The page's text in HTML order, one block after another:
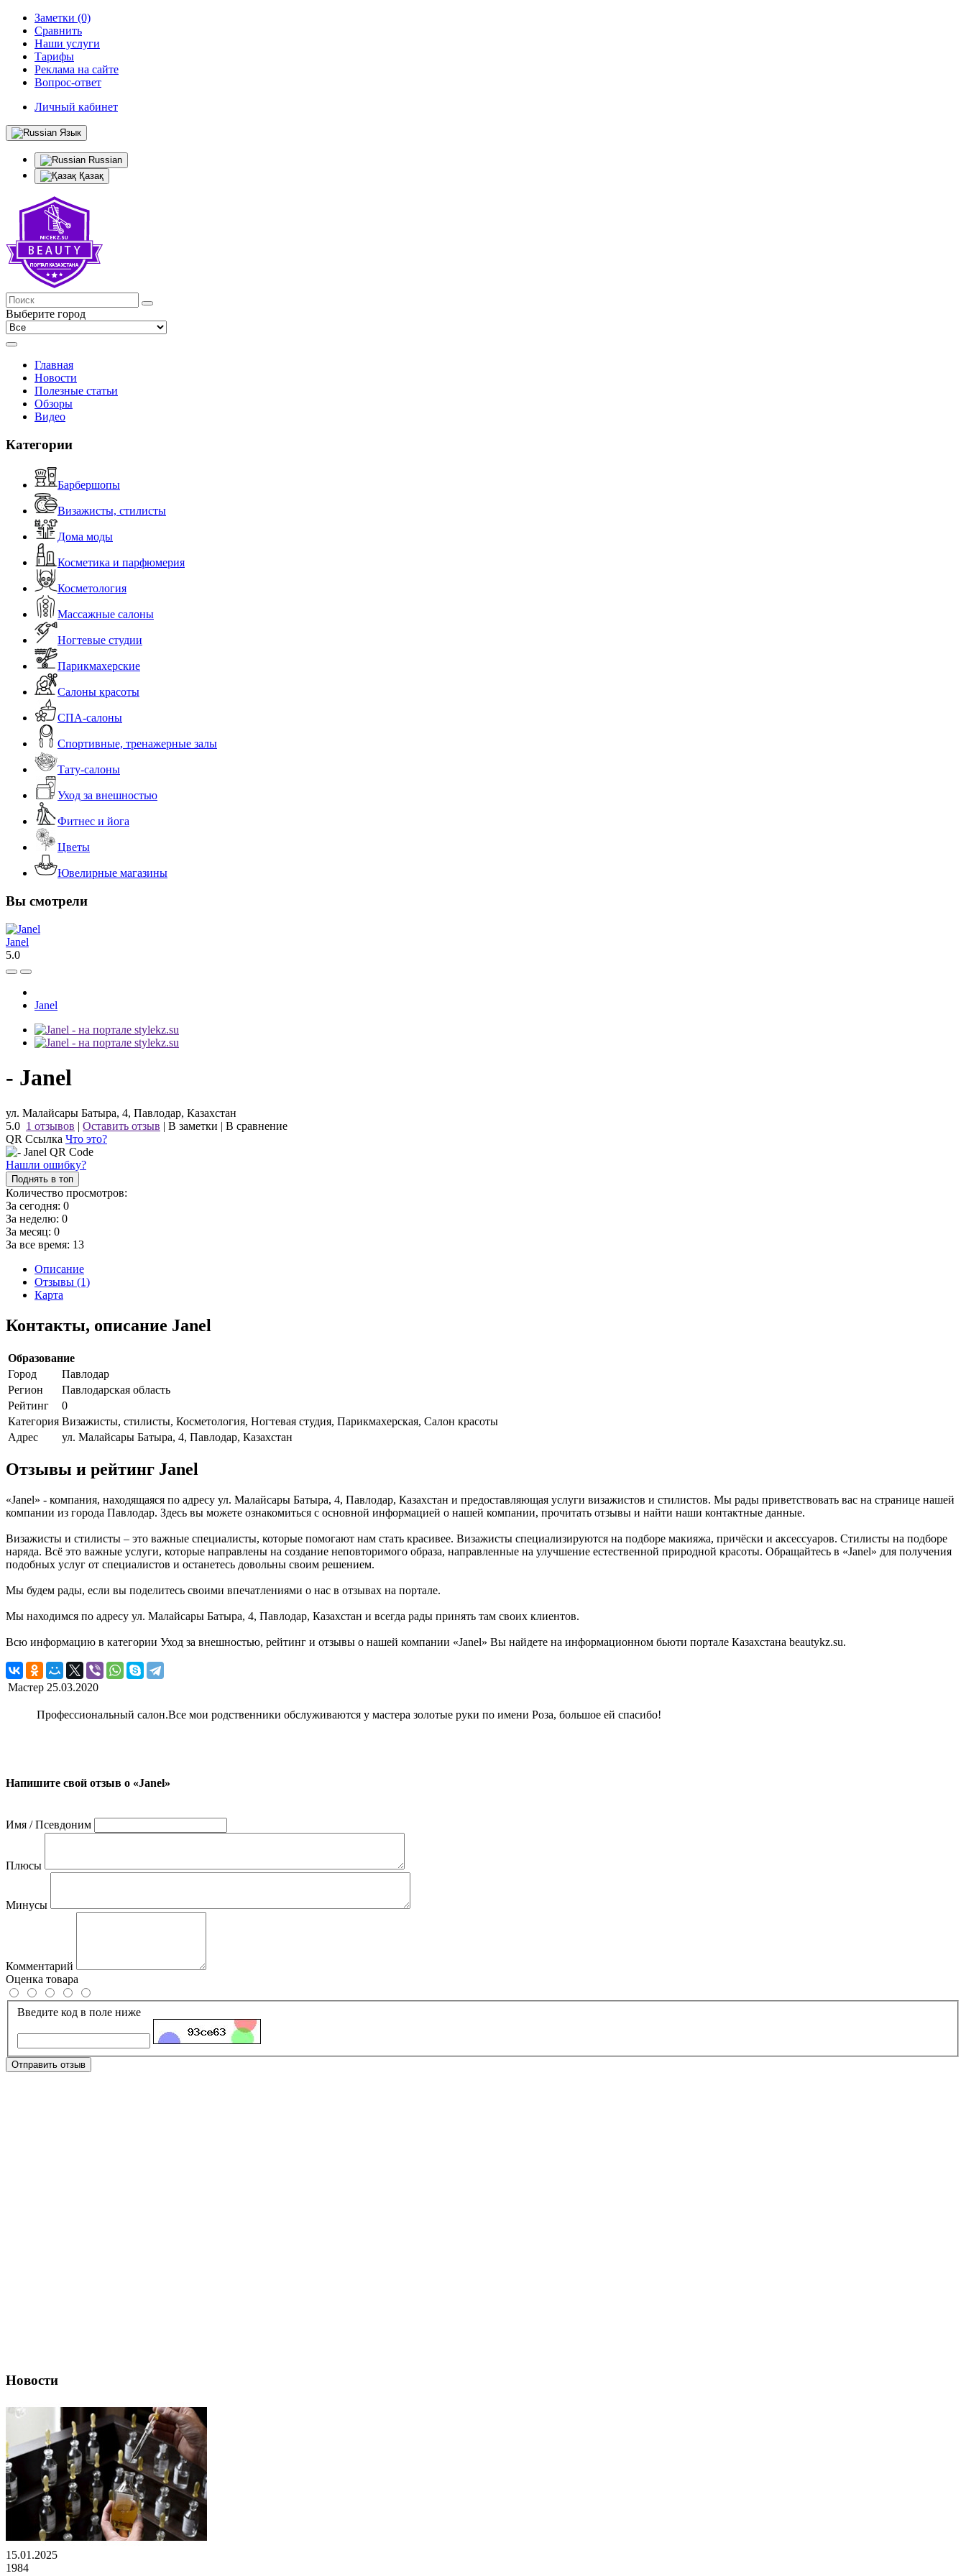
Заметки (0)
Сравнить
Наши услуги
Тарифы
Реклама на сайте
Вопрос-ответ
Личный кабинет
Язык
Russian
Қазақ
Выберите город
Главная
Новости
Полезные статьи
Обзоры
Видео
Категории
Барбершопы
Визажисты, стилисты
Дома моды
Косметика и парфюмерия
Косметология
Массажные салоны
Ногтевые студии
Парикмахерские
Салоны красоты
СПА-салоны
Спортивные, тренажерные залы
Тату-салоны
Уход за внешностью
Фитнес и йога
Цветы
Ювелирные магазины
Вы смотрели
Janel
5.0
Janel
- Janel
ул. Малайсары Батыра, 4, Павлодар, Казахстан
5.0 1 отзывов | Оставить отзыв | В заметки | В сравнение
QR Ссылка Что это?
Нашли ошибку?
Поднять в топ
Количество просмотров:
За сегодня: 0
За неделю: 0
За месяц: 0
За все время: 13
Описание
Отзывы (1)
Карта
Контакты, описание Janel
Образование
Город
Павлодар
Регион
Павлодарская область
Рейтинг
0
Категория Визажисты, стилисты, Косметология, Ногтевая студия, Парикмахерская, Салон красоты
Адрес
ул. Малайсары Батыра, 4, Павлодар, Казахстан
Отзывы и рейтинг Janel
«Janel» - компания, находящаяся по адресу ул. Малайсары Батыра, 4, Павлодар, Казахстан и предоставляющая услуги визажистов и стилистов. Мы рады приветствовать вас на странице нашей
компании из города Павлодар. Здесь вы можете ознакомиться с основной информацией о нашей компании, прочитать отзывы и найти наши контактные данные.
Визажисты и стилисты – это важные специалисты, которые помогают нам стать красивее. Визажисты специализируются на подборе макияжа, причёски и аксессуаров. Стилисты на подборе
наряда. Всё это важные услуги, которые направлены на создание неповторимого образа, направленные на улучшение естественной природной красоты. Обращайтесь в «Janel» для получения
подобных услуг от специалистов и останетесь довольны своим решением.
Мы будем рады, если вы поделитесь своими впечатлениями о нас в отзывах на портале.
Мы находимся по адресу ул. Малайсары Батыра, 4, Павлодар, Казахстан и всегда рады принять там своих клиентов.
Всю информацию в категории Уход за внешностью, рейтинг и отзывы о нашей компании «Janel» Вы найдете на информационном бьюти портале Казахстана beautykz.su.
Мастер 25.03.2020
Профессиональный салон.Все мои родственники обслуживаются у мастера золотые руки по имени Роза, большое ей спасибо!
Напишите свой отзыв о «Janel»
Имя / Псевдоним
Плюсы
Минусы
Комментарий
Оценка товара
Введите код в поле ниже
Отправить отзыв
Новости
15.01.2025
1984